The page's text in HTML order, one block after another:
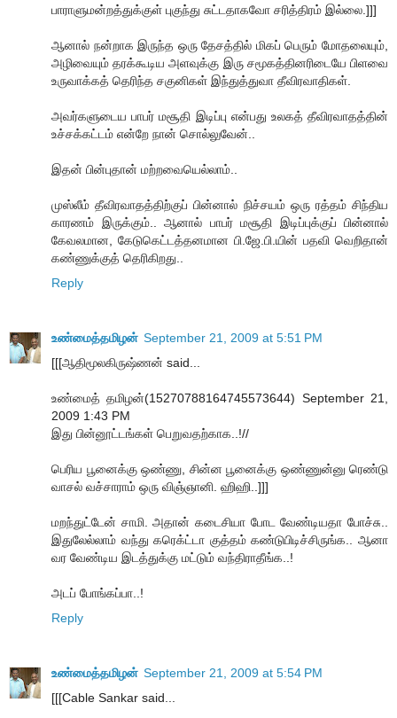
பாராளுமன்றத்துக்குள் புகுந்து சுட்டதாகவோ சரித்திரம் இல்லை.]]]
ஆனால் நன்றாக இருந்த ஒரு தேசத்தில் மிகப் பெரும் மோதலையும்,
அழிவையும் தரக்கூடிய அளவுக்கு இரு சமூகத்தினரிடையே பிளவை
உருவாக்கத் தெரிந்த சகுனிகள் இந்துத்துவா தீவிரவாதிகள்.
அவர்களுடைய பாபர் மசூதி இடிப்பு என்பது உலகத் தீவிரவாதத்தின்
உச்சக்கட்டம் என்றே நான் சொல்லுவேன்..
இதன் பின்புதான் மற்றவையெல்லாம்..
முஸ்லீம் தீவிரவாதத்திற்குப் பின்னால் நிச்சயம் ஒரு ரத்தம் சிந்திய
காரணம் இருக்கும்.. ஆனால் பாபர் மசூதி இடிப்புக்குப் பின்னால்
கேவலமான, கேடுகெட்டத்தனமான பி.ஜே.பி.யின் பதவி வெறிதான்
கண்ணுக்குத் தெரிகிறது..
Reply
உண்மைத்தமிழன் September 21, 2009 at 5:51 PM
[[[ஆதிமூலகிருஷ்ணன் said...
உண்மைத் தமிழன்(15270788164745573644) September 21,
2009 1:43 PM
இது பின்னூட்டங்கள் பெறுவதற்காக..!//
பெரிய பூனைக்கு ஒண்ணு, சின்ன பூனைக்கு ஒண்ணுன்னு ரெண்டு
வாசல் வச்சாராம் ஒரு விஞ்ஞானி. ஹிஹி..]]]
மறந்துட்டேன் சாமி. அதான் கடைசியா போட வேண்டியதா போச்சு..
இதுலேல்லாம் வந்து கரெக்ட்டா குத்தம் கண்டுபிடிச்சிருங்க.. ஆனா
வர வேண்டிய இடத்துக்கு மட்டும் வந்திராதீங்க..!
அடப் போங்கப்பா..!
Reply
உண்மைத்தமிழன் September 21, 2009 at 5:54 PM
[[[Cable Sankar said...